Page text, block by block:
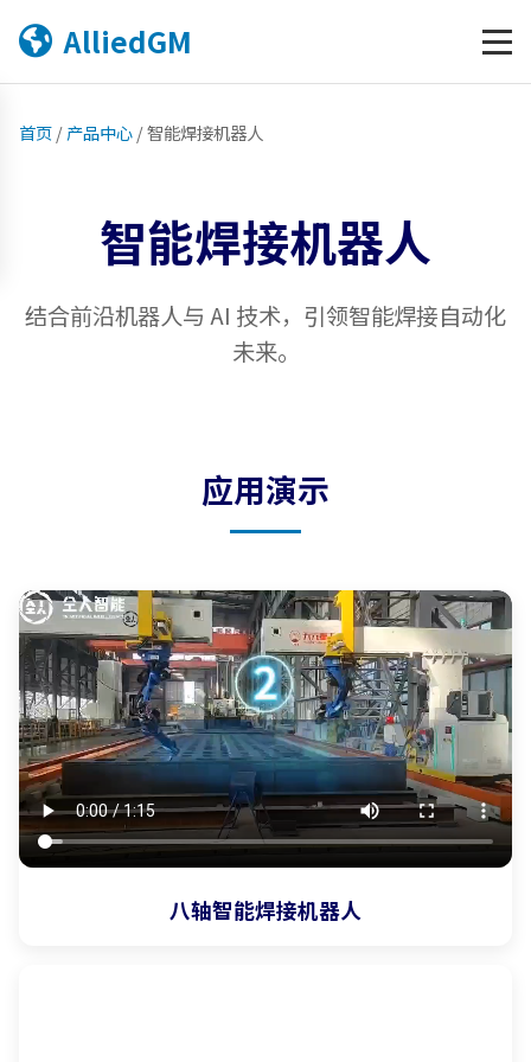
AlliedGM
首页/产品中心/智能焊接机器人
智能焊接机器人
结合前沿机器人与 AI 技术，引领智能焊接自动化
未来。
应用演示
八轴智能焊接机器人